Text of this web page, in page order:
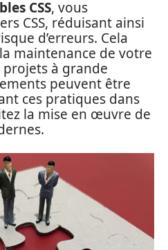
CSS, vous
CSS, réduisant ainsi
d’erreurs. Cela
maintenance de votre
à grande
peuvent être
ces pratiques dans
la mise en œuvre de